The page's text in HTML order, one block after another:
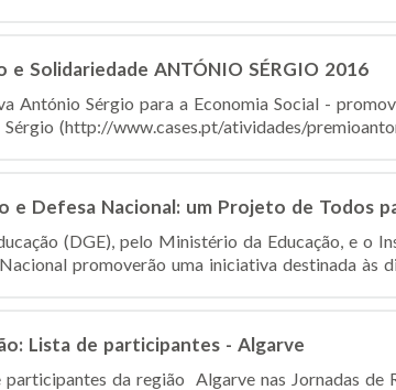
e Solidariedade ANTÓNIO SÉRGIO 2016
António Sérgio para a Economia Social -
(http://www.cases.pt/atividades/
e Defesa Nacional: um Projeto de Todos
(DGE), pelo Ministério da Educação, e o
promoverão uma iniciativa destinada às
Lista de participantes - Algarve
da região Algarve nas Jornadas de